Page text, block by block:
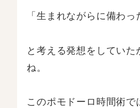
「生まれながらに備わっ
と考える発想をしていた
ね。
このポモドーロ時間術で